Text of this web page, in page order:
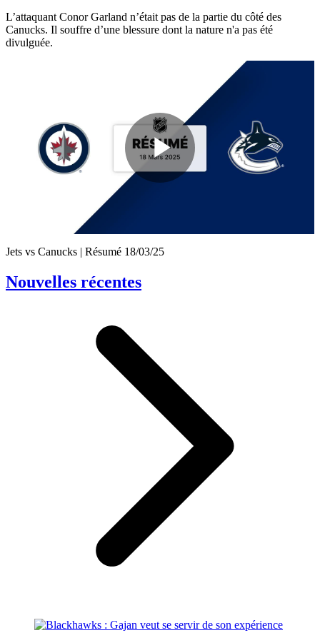
L’attaquant Conor Garland n’était pas de la partie du côté des
Canucks. Il souffre d’une blessure dont la nature n'a pas été
divulguée.
Play
Video
Jets vs Canucks | Résumé 18/03/25
Nouvelles récentes